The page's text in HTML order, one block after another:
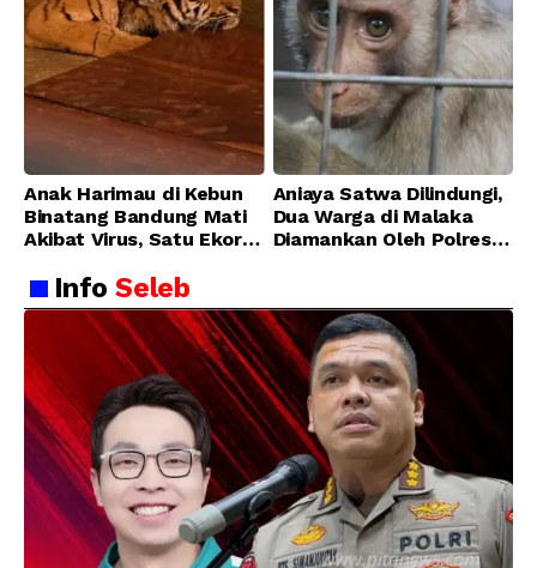
Anak Harimau di Kebun
Binatang Bandung Mati
Akibat Virus, Satu Ekor
Membaik
Aniaya Satwa Dilindungi,
Dua Warga di Malaka
Diamankan Oleh Polres
InfoSeleb